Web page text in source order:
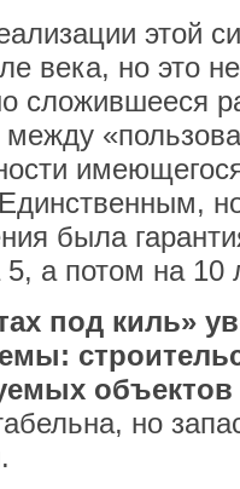
этой
века, но это
сложившееся
была
а потом на 10
под киль»
но